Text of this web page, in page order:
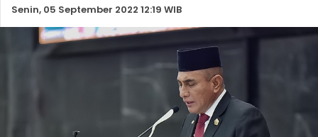
Senin, 05 September 2022 12:19 WIB